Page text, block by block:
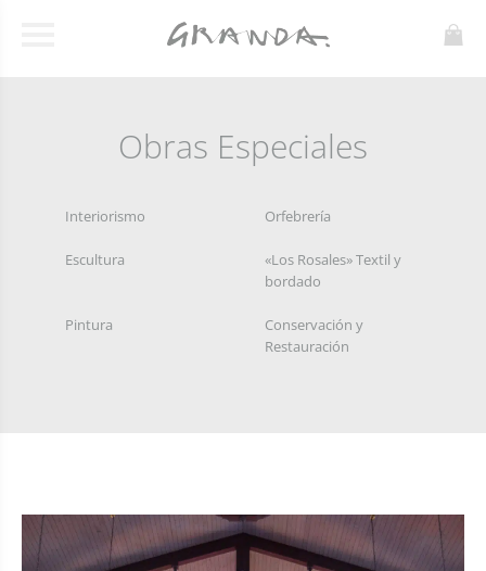
Obras Especiales
Interiorismo Orfebrería
Escultura
«Los Rosales» Textil y
bordado
Pintura
Conservación y
Restauración